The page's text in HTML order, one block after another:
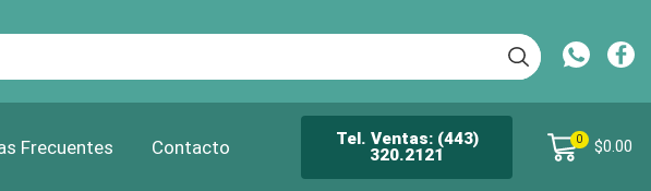
Frecuentes Contacto
Tel. Ventas: (443)
320.2121
0 $0.00